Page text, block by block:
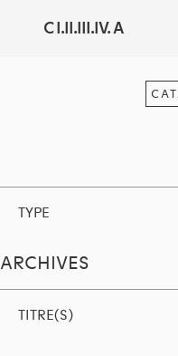
C I.II.III.IV. A
TYPE
ARCHIVES
TITRE(S)